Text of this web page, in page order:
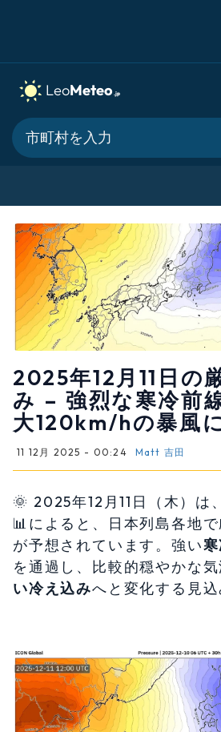
2025年12月11日の
み – 強烈な寒冷前
大120km/hの暴風
11 12月 2025 - 00:24 Matt 吉田
🌞️ 2025年12月11日（木）は
📊によると、日本列島各地
が予想されています。強い
を通過し、比較的穏やかな
い冷え込みへと変化する見込